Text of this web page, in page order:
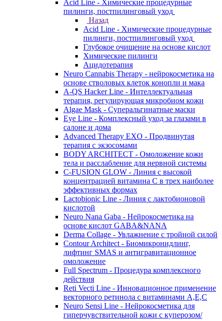
Acid Line - Химические процедурные
пилинги, постпилинговый уход
Назад
Acid Line - Химические процедурные
пилинги, постпилинговый уход
Глубокое очищение на основе кислот
Химические пилинги
Ацидотерапия
Neuro Cannabis Therapy - нейрокосметика на
основе стволовых клеток конопли и мака
A-QS Hacker Line - Интеллектуальная
терапия, регулирующая микробиом кожи
Algae Mask - Суперальгинатные маски
Eye Line - Комплексный уход за глазами в
салоне и дома
Advanced Therapy EXO - Продвинутая
терапия с экзосомами
BODY ARCHITECT - Омоложение кожи
тела и расслабление для нервной системы
C-FUSION GLOW - Линия с высокой
концентрацией витамина C в трех наиболее
эффективных формах
Lactobionic Line - Линия с лактобионовой
кислотой
Neuro Nana Gaba - Нейрокосметика на
основе кислот GABA&NANA
Derma Collage - Увлажнение с тройной силой
Contour Architect - Биомикронидлинг,
лифтинг SMAS и антигравитационное
омоложение
Full Spectrum - Процедура комплексного
действия
Reti Vecti Line - Инновационное применение
векторного ретинола с витаминами A,Е,С
Neuro Sensi Line - Нейрокосметика для
гиперчувствительной кожи с куперозом/